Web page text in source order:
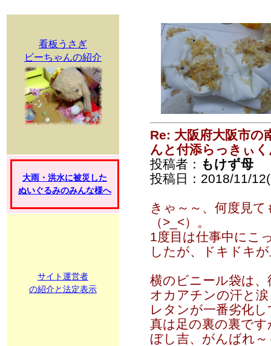
看板うさぎ
ビーちゃんの紹介
大雨・洪水に被災した
ぬいぐるみのみんな様へ
サイト運営者
の紹介と法定表示
Re: 大阪府大阪市の
んと付添らっきぃ
投稿者： もけず母
投稿日：2018/11/
きゃ～～、何度見
（>_<）。
1度目は仕事中にこ
したが、ドキドキ
横のビニール袋は
オカアチンの汗と
レタンが一番劣化
真は足の裏の裏です
ぼし吉、がんばれ～